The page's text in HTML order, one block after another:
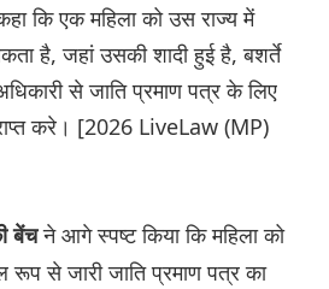
कि एक महिला को उस राज्य में
है, जहां उसकी शादी हुई है, बशर्ते
से जाति प्रमाण पत्र के लिए
करे। [2026 LiveLaw (MP)
बेंचने आगे स्पष्ट किया कि महिला को
रूप से जारी जाति प्रमाण पत्र का